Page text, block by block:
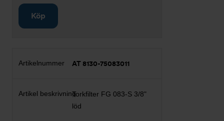
Köp
AT 8130-75083011
Torkfilter FG 083-S 3/8"
löd